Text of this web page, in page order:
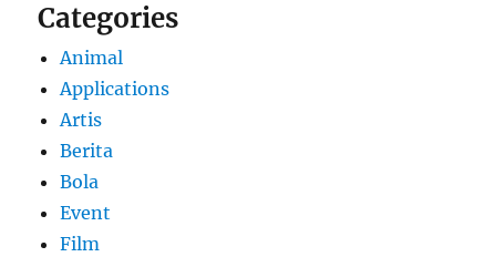
Categories
Animal
Applications
Artis
Berita
Bola
Event
Film